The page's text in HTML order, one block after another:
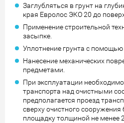
Заглубляться в грунт на
края Евролос ЭКО 20 до
Применение строительной
засыпке.
Уплотнение грунта с помощью
Нанесение механических
предметами.
При эксплуатации
транспорта над очистными
предполагается проезд
сверху очистного
площадку толщиной не менее